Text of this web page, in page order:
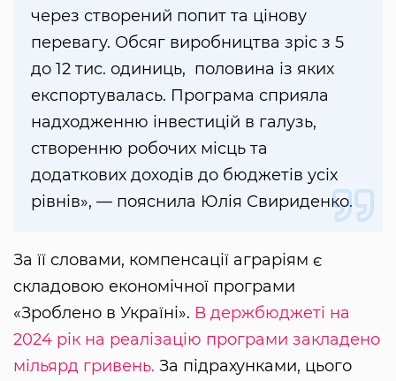
через створений попит та цінову
перевагу. Обсяг виробництва зріс з 5
до 12 тис. одиниць, половина із яких
експортувалась. Програма сприяла
надходженню інвестицій в галузь,
створенню робочих місць та
додаткових доходів до бюджетів усіх
рівнів», — пояснила Юлія Свириденко.
За її словами, компенсації аграріям є
складовою економічної програми
«Зроблено в Україні». В держбюджеті на
2024 рік на реалізацію програми закладено
мільярд гривень. За підрахунками, цього